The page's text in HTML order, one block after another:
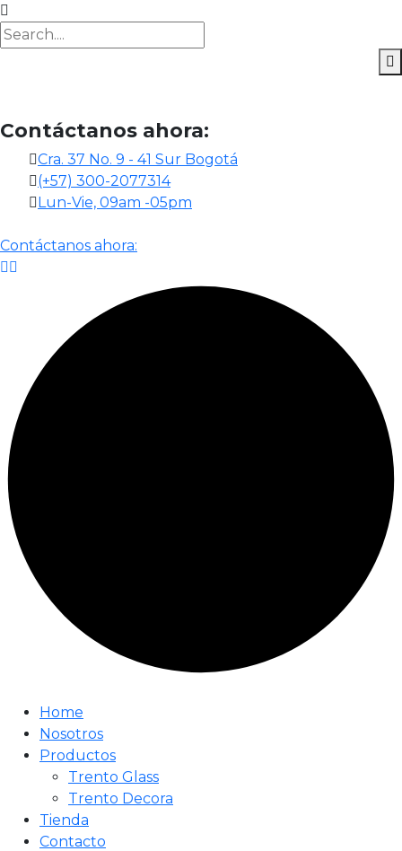
Contáctanos ahora:
Cra. 37 No. 9 - 41 Sur Bogotá
(+57) 300-2077314
Lun-Vie, 09am -05pm
Contáctanos ahora:
Home
Nosotros
Productos
Trento Glass
Trento Decora
Tienda
Contacto